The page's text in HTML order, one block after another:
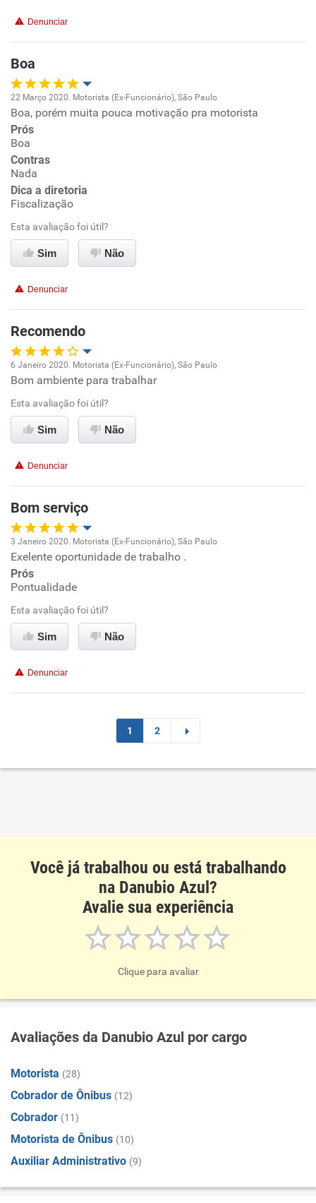
Recomenda a diretoria
Denunciar
Boa
Oportunidade de promoção
Ambiente de trabalho
Conciliação com a vida familiar
Recomenda esta empresa
22 Março 2020. Motorista (Ex-Funcionário), São Paulo
Boa, porém muita pouca motivação pra motorista
Prós
Boa
Contras
Nada
Dica a diretoria
Fiscalização
Esta avaliação foi útil?
Sim Não
Denunciar
Recomendo
Oportunidade de promoção
Ambiente de trabalho
Benefícios
Recomenda esta empresa
Não recomenda a diretoria
6 Janeiro 2020. Motorista (Ex-Funcionário), São Paulo
Bom ambiente para trabalhar
Esta avaliação foi útil?
Sim Não
Denunciar
Bom serviço
Oportunidade de promoção
Ambiente de trabalho
Conciliação com a vida familiar
3 Janeiro 2020. Motorista (Ex-Funcionário), São Paulo
Exelente oportunidade de trabalho .
Prós
Pontualidade
Esta avaliação foi útil?
Sim Não
Denunciar
1 2
Você já trabalhou ou está trabalhando
na Danubio Azul?
Avalie sua experiência
Clique para avaliar
Avaliações da Danubio Azul por cargo
Motorista (28)
Cobrador de Ônibus (12)
Cobrador (11)
Motorista de Ônibus (10)
Auxiliar Administrativo (9)